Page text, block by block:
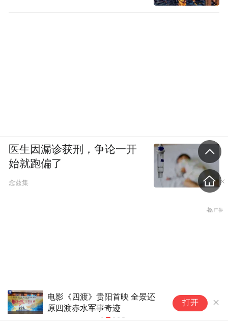
电影《四渡》贵阳首映 全景还
原四渡赤水军事奇迹
海南：发放
全省上百家
打开
医生因漏诊获刑，争论一开
始就跑偏了
念兹集